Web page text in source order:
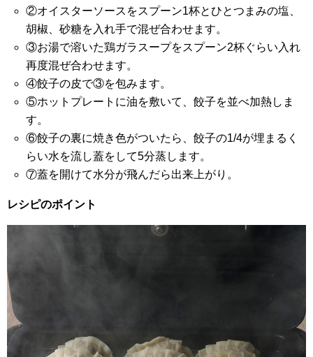
②オイスターソースをスプーン1杯とひとつまみの塩、
胡椒、砂糖を入れ手で混ぜ合わせます。
③お湯で溶いた鶏ガラスープをスプーン2杯ぐらい入れ
再度混ぜ合わせます。
④餃子の皮で③を包みます。
⑤ホットプレートに油を敷いて、餃子を並べ加熱しま
す。
⑥餃子の裏に焼き色がついたら、餃子の1/4が埋まるく
らい水を流し蓋をして5分蒸します。
⑦蓋を開けて水分が飛んだら出来上がり。
レシピのポイント